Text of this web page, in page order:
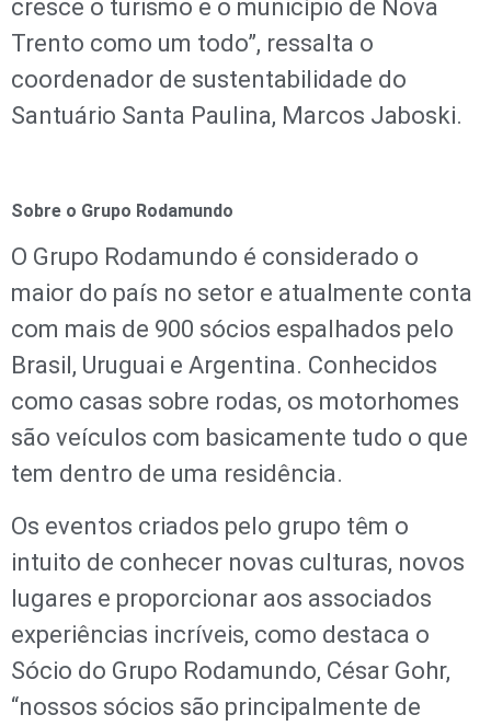
cresce o turismo e o município de Nova
Trento como um todo”, ressalta o
coordenador de sustentabilidade do
Santuário Santa Paulina, Marcos Jaboski.
Sobre o Grupo Rodamundo
O Grupo Rodamundo é considerado o
maior do país no setor e atualmente conta
com mais de 900 sócios espalhados pelo
Brasil, Uruguai e Argentina. Conhecidos
como casas sobre rodas, os motorhomes
são veículos com basicamente tudo o que
tem dentro de uma residência.
Os eventos criados pelo grupo têm o
intuito de conhecer novas culturas, novos
lugares e proporcionar aos associados
experiências incríveis, como destaca o
Sócio do Grupo Rodamundo, César Gohr,
“nossos sócios são principalmente de